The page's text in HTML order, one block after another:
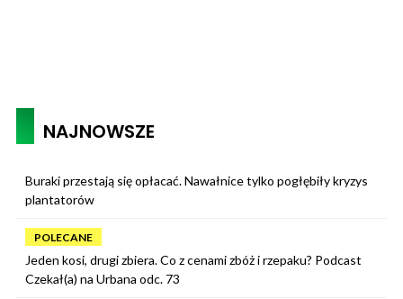
NAJNOWSZE
Buraki przestają się opłacać. Nawałnice tylko pogłębiły kryzys
plantatorów
POLECANE
Jeden kosi, drugi zbiera. Co z cenami zbóż i rzepaku? Podcast
Czekał(a) na Urbana odc. 73